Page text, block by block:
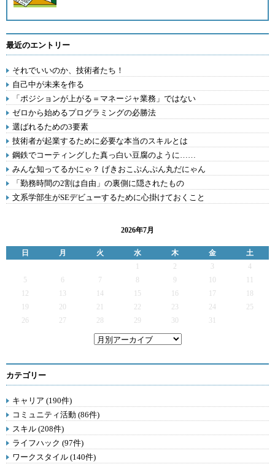
最近のエントリー
それでいいのか、技術者たち！
自己中が未来を作る
「ポジションが上がる＝マネージャ業務」ではない
ゼロから始めるプログラミングの必勝法
選ばれるための3要素
技術者が起業するために必要な本当のスキルとは
鋼鉄でコーティングした真っ白い豆腐のように……
みんな知ってるかにゃ？ げきおこぷんぷん丸だにゃん
「勤務時間の2割は自由」の裏側に隠されたもの
文系学部生がSEデビューするために心掛けておくこと
2026年7月
日 月 火 水 木 金
土
2 3
4
5
6 7 9
12
13 14 15 16 17
19
20 21 22 23 24
25
26
27 28 29 30 31
カテゴリー
キャリア (190件)
コミュニティ活動 (86件)
スキル (208件)
ライフハック (97件)
ワークスタイル (140件)